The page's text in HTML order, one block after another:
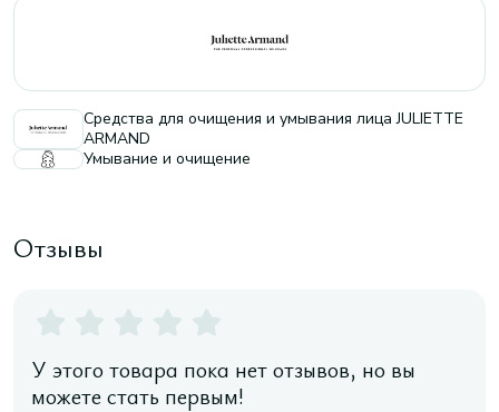
Средства для очищения и умывания лица JULIETTE
ARMAND
Умывание и очищение
Отзывы
У этого товара пока нет отзывов, но вы
можете стать первым!